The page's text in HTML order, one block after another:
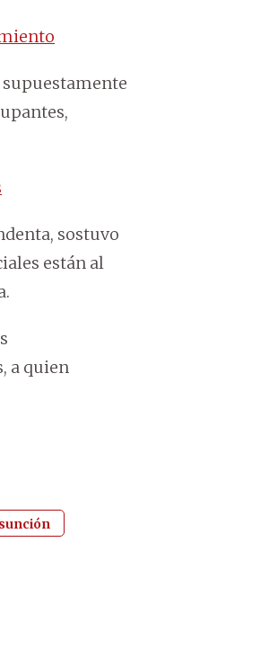
supuestamente
sostuvo
están al
a quien